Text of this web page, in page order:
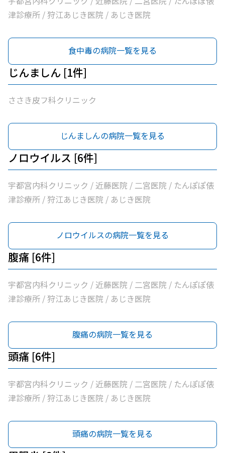
津診療所 / 狩江あじき医院 / あじき医院
食中毒の病院一覧を見る
じんましん [1件]
ささき皮フ科クリニック
じんましんの病院一覧を見る
ノロウイルス [6件]
宇都宮内科クリニック / 近藤医院 / 二宮医院 / たんぽぽ俵
津診療所 / 狩江あじき医院 / あじき医院
ノロウイルスの病院一覧を見る
腹痛 [6件]
宇都宮内科クリニック / 近藤医院 / 二宮医院 / たんぽぽ俵
津診療所 / 狩江あじき医院 / あじき医院
腹痛の病院一覧を見る
頭痛 [6件]
宇都宮内科クリニック / 近藤医院 / 二宮医院 / たんぽぽ俵
津診療所 / 狩江あじき医院 / あじき医院
頭痛の病院一覧を見る